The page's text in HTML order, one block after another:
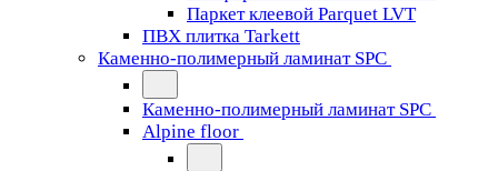
Паркет клеевой Parquet LVT
ПВХ плитка Tarkett
Каменно-полимерный ламинат SPC
Каменно-полимерный ламинат SPC
Alpine floor